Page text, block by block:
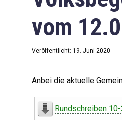
vom
Veröffentlicht: 19. Juni 2020
Anbei die aktuelle
Rundschreiben